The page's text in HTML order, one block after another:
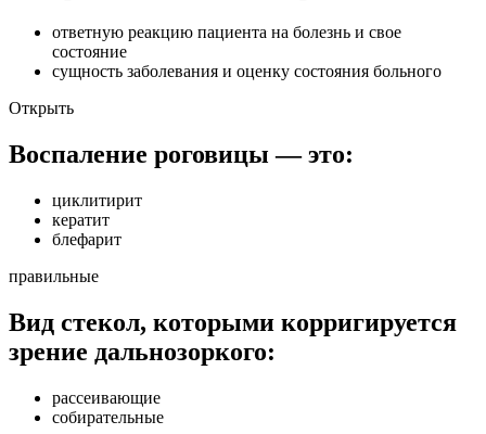
ответную реакцию пациента на болезнь и свое
состояние
сущность заболевания и оценку состояния больного
Открыть
Воспаление роговицы — это:
циклитирит
кератит
блефарит
правильные
Вид стекол, которыми корригируется
зрение дальнозоркого:
рассеивающие
собирательные